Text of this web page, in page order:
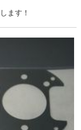
ます！